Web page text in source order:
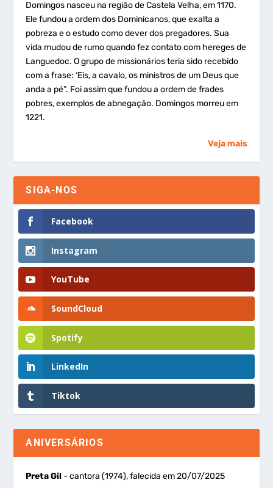
Domingos nasceu na região de Castela Velha, em 1170.
Ele fundou a ordem dos Dominicanos, que exalta a
pobreza e o estudo como dever dos pregadores. Sua
vida mudou de rumo quando fez contato com hereges de
Languedoc. O grupo de missionários teria sido recebido
com a frase: ‘Eis, a cavalo, os ministros de um Deus que
anda a pé”. Foi assim que fundou a ordem de frades
pobres, exemplos de abnegação. Domingos morreu em
1221.
Veja mais
SIGA-NOS
Facebook
Instagram
YouTube
SoundCloud
Spotify
LinkedIn
Tiktok
ANIVERSÁRIOS
Preta Gil - cantora (1974), falecida em 20/07/2025